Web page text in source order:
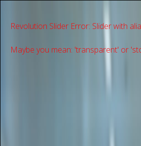
Revolution Slider Error: Slider with
Maybe you mean: 'transparent' or